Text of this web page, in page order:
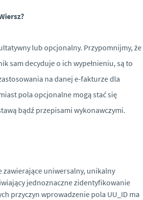
lub opcjonalny. Przypomnijmy, że
sam decyduje o ich wypełnieniu, są to
na danej e-fakturze dla
pola opcjonalne mogą stać się
bądź przepisami wykonawczymi.
zawierające uniwersalny, unikalny
jednoznaczne zidentyfikowanie
przyczyn wprowadzenie pola UU_ID ma